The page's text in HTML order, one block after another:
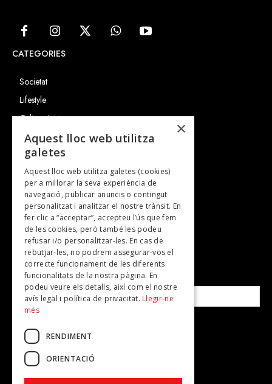
CATEGORIES
Societat
Lifestyle
Cultura i art
Entrevistes
Gastronomia
TV
Plans per fer
Revistes
SUBSCRIU-TE A LA NOSTRA NEWSLETTER!
Correu electrònic*
Accepto lapolítica de privacitat
×
Aquest lloc web utilitza
galetes
Aquest lloc web utilitza galetes (cookies)
per a millorar la seva experiència de
navegació, publicar anuncis o contingut
personalitzat i analitzar el nostre trànsit. En
fer clic a “acceptar”, accepteu l’ús que fem
de les cookies, però també les podeu
refusar i/o personalitzar-les. En cas de
rebutjar-les, no podrem assegurar-vos el
correcte funcionament de les diferents
funcionalitats de la nostra pàgina. En
podeu veure els detalls, així com el nostre
avís legal i política de privacitat. Llegir-ne
més
RENDIMENT
ORIENTACIÓ